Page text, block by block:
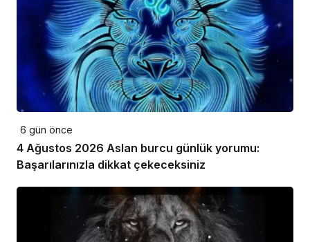
6 gün önce
4 Ağustos 2026 Aslan burcu günlük yorumu:
Başarılarınızla dikkat çekeceksiniz